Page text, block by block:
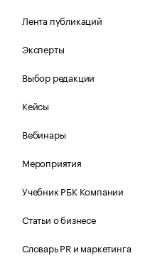
Лента публикаций
Эксперты
Выбор редакции
Кейсы
Вебинары
Мероприятия
Учебник РБК Компании
Статьи о бизнесе
Словарь PR и маркетинга